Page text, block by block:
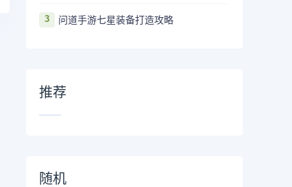
3 问道手游七星装备打造攻略
推荐
随机